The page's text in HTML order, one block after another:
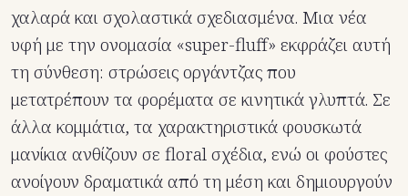
χαλαρά και σχολαστικά σχεδιασμένα. Μια νέα
υφή με την ονομασία «super-fluff» εκφράζει αυτή
τη σύνθεση: στρώσεις οργάντζας που
μετατρέπουν τα φορέματα σε κινητικά γλυπτά. Σε
άλλα κομμάτια, τα χαρακτηριστικά φουσκωτά
μανίκια ανθίζουν σε floral σχέδια, ενώ οι φούστες
ανοίγουν δραματικά από τη μέση και δημιουργούν